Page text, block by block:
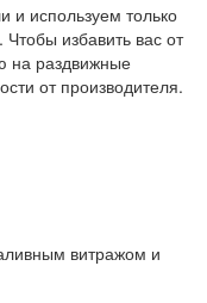
используем только
избавить вас от
на раздвижные
от производителя.
витражом и